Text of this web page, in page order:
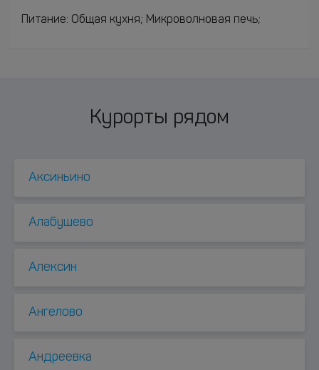
Питание: Общая кухня; Микроволновая печь;
Курорты рядом
Аксиньино
Алабушево
Алексин
Ангелово
Андреевка